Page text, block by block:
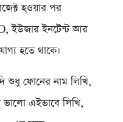
হওয়ার পর
ইউজার ইনটেন্ট আর
হতে থাকে।
শুধু ফোনের নাম লিখি,
ভালো এইভাবে লিখি,